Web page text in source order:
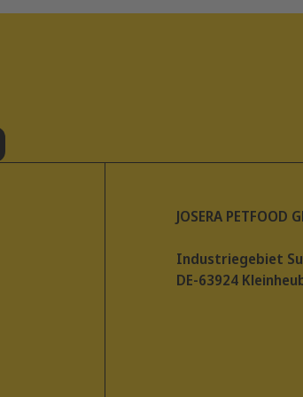
JOSERA PETFOOD
Industriegebiet
DE-63924